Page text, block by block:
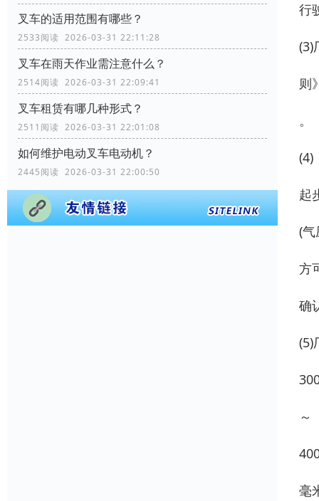
叉车的适用范围有哪些？
2533阅读 2026-03-31 22:11:28
叉车在雨天作业需注意什么？
2514阅读 2026-03-31 22:09:41
叉车租赁有哪几种形式？
2511阅读 2026-03-31 22:01:08
如何维护电动叉车电动机？
2445阅读 2026-03-31 22:00:50
行
(3)
则
。
(4)
起
(
方
确
(5)
～
毫